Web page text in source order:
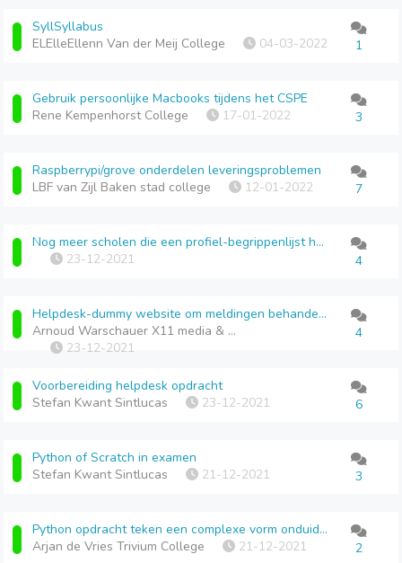
SyllSyllabus
ELElleEllenn Van der Meij College
04-03-2022 1
Gebruik persoonlijke Macbooks tijdens het CSPE
Rene Kempenhorst College
17-01-2022 3
Raspberrypi/grove onderdelen leveringsproblemen
LBF van Zijl Baken stad college
12-01-2022 7
Nog meer scholen die een profiel-begrippenlijst hebben versimpeld?
23-12-2021
4
Helpdesk-dummy website om meldingen behandelen mee te oefenen
Arnoud Warschauer X11 media & vormgeving
23-12-2021
4
Voorbereiding helpdesk opdracht
Stefan Kwant Sintlucas
23-12-2021 6
Python of Scratch in examen
Stefan Kwant Sintlucas
21-12-2021 3
Python opdracht teken een complexe vorm onduidelijk
Arjan de Vries Trivium College
21-12-2021 2